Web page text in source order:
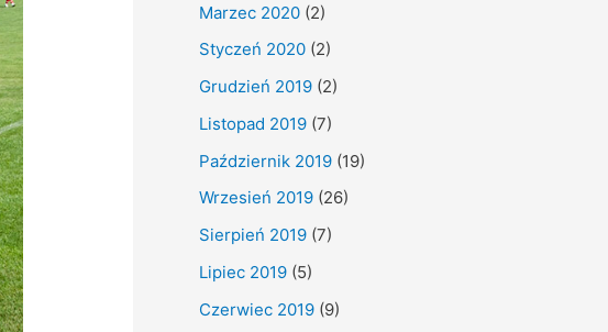
Marzec 2020 (2)
Styczeń 2020 (2)
Grudzień 2019 (2)
Listopad 2019 (7)
Październik 2019 (19)
Wrzesień 2019 (26)
Sierpień 2019 (7)
Lipiec 2019 (5)
Czerwiec 2019 (9)